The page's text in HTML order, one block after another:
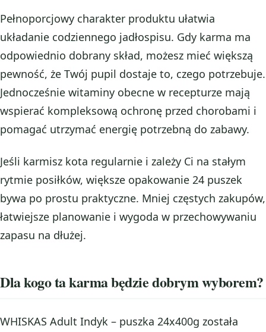
Pełnoporcjowy charakter produktu ułatwia
układanie codziennego jadłospisu. Gdy karma ma
odpowiednio dobrany skład, możesz mieć większą
pewność, że Twój pupil dostaje to, czego potrzebuje.
Jednocześnie witaminy obecne w recepturze mają
wspierać kompleksową ochronę przed chorobami i
pomagać utrzymać energię potrzebną do zabawy.
Jeśli karmisz kota regularnie i zależy Ci na stałym
rytmie posiłków, większe opakowanie 24 puszek
bywa po prostu praktyczne. Mniej częstych zakupów,
łatwiejsze planowanie i wygoda w przechowywaniu
zapasu na dłużej.
Dla kogo ta karma będzie dobrym wyborem?
WHISKAS Adult Indyk – puszka 24x400g została